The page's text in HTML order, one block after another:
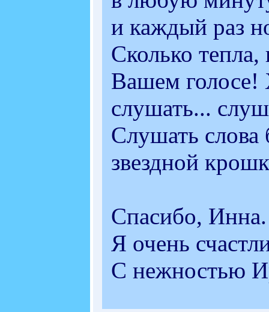
и каждый раз
Сколько
Вашем голосе!
слушать...
Слушать слова
звездной
Спасибо, Инна.
Я очень
С нежностью